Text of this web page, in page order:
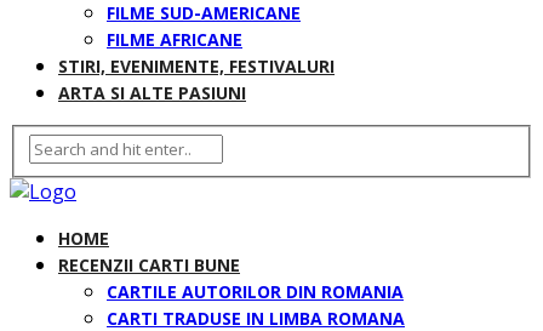
FILME SUD-AMERICANE
FILME AFRICANE
STIRI, EVENIMENTE, FESTIVALURI
ARTA SI ALTE PASIUNI
HOME
RECENZII CARTI BUNE
CARTILE AUTORILOR DIN ROMANIA
CARTI TRADUSE IN LIMBA ROMANA